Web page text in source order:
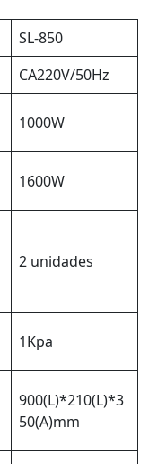
SL-850
CA220V/50Hz
1000W
1600W
2 unidades
1Kpa
900(L)*210(L)*3
50(A)mm